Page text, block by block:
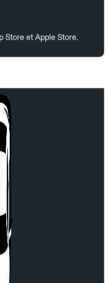
Store et Apple Store.